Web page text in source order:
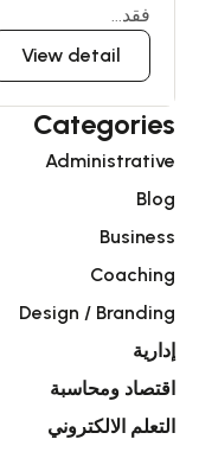
فقد...
View detail
Categories
Administrative
Blog
Business
Coaching
Design / Branding
إدارية
اقتصاد ومحاسبة
التعلم الالكتروني